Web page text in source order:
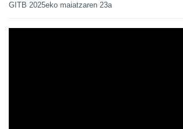
GITB 2025eko maiatzaren 23a